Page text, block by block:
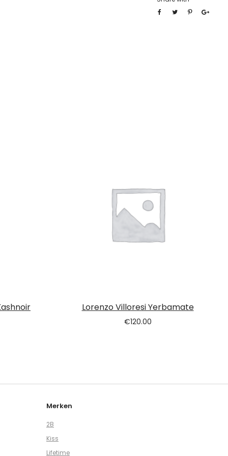
Lorenzo Villoresi Yerbamate
€120.00
Merken
2B
Kiss
Lifetime